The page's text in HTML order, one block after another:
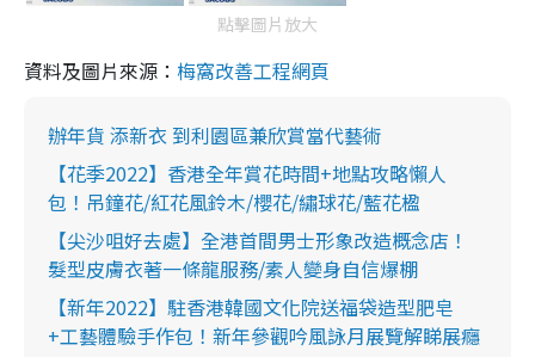
點擊圖片放大
資料及圖片來源： 梅窩改善工程網頁
辦年貨 添新衣 到利園區兼欣賞當代藝術
【花季2022】香港全年賞花時間+地點攻略懶人
包！吊鐘花/紅花風鈴木/櫻花/繡球花/藍花楹
【尖沙咀好去處】全港首間男士形象改造概念店！
髮型皮膚衣著一條龍服務/素人變身自信爆棚
【新年2022】駐香港韓國文化院送福袋造型肥皂
+工藝體驗手作包！新年參觀吟風詠月展覽解睇展癮